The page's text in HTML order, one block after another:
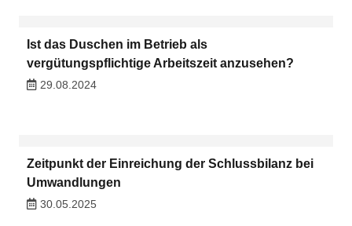
Ist das Duschen im Betrieb als
vergütungspflichtige Arbeitszeit anzusehen?
29.08.2024
Zeitpunkt der Einreichung der Schlussbilanz bei
Umwandlungen
30.05.2025